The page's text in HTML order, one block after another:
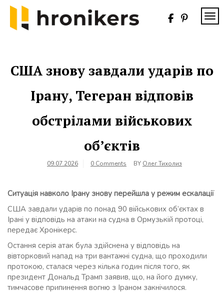
Skip
content
США знову завдали ударів по
Ірану, Тегеран відповів
обстрілами військових
об’єктів
09.07.2026 0 Comments BY Олег Тихолиз
Ситуація навколо Ірану знову перейшла у режим ескалації
США завдали ударів по понад 90 військових об’єктах в
Ірані у відповідь на атаки на судна в Ормузькій протоці,
передає Хронікерс.
Остання серія атак була здійснена у відповідь на
вівторковий напад на три вантажні судна, що проходили
протокою, сталася через кілька годин після того, як
президент Дональд Трамп заявив, що, на його думку,
тимчасове припинення вогню з Іраном закнічилося.